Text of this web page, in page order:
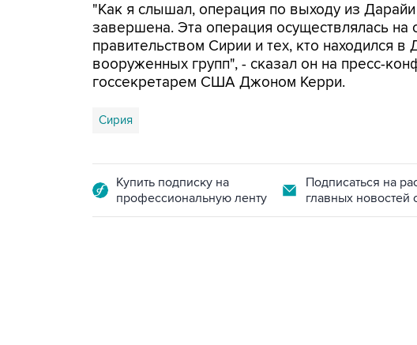
"Как я слышал, операция по выходу из Дарайи
завершена. Эта операция осуществлялась
правительством Сирии и тех, кто находился
вооруженных групп", - сказал он на пресс-
госсекретарем США Джоном Керри.
Сирия
Купить подписку на
профессиональную ленту
Подписаться на
главных новостей